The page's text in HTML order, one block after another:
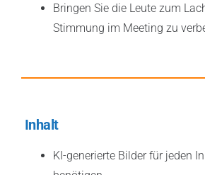
Bringen Sie die Leute zum
Stimmung im Meeting zu
Inhalt
KI-generierte Bilder für jeden